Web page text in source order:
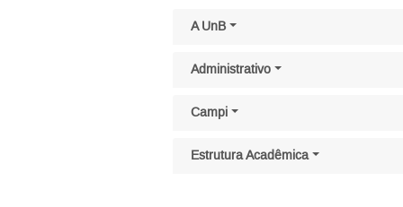
A UnB
Administrativo
Campi
Estrutura Acadêmica